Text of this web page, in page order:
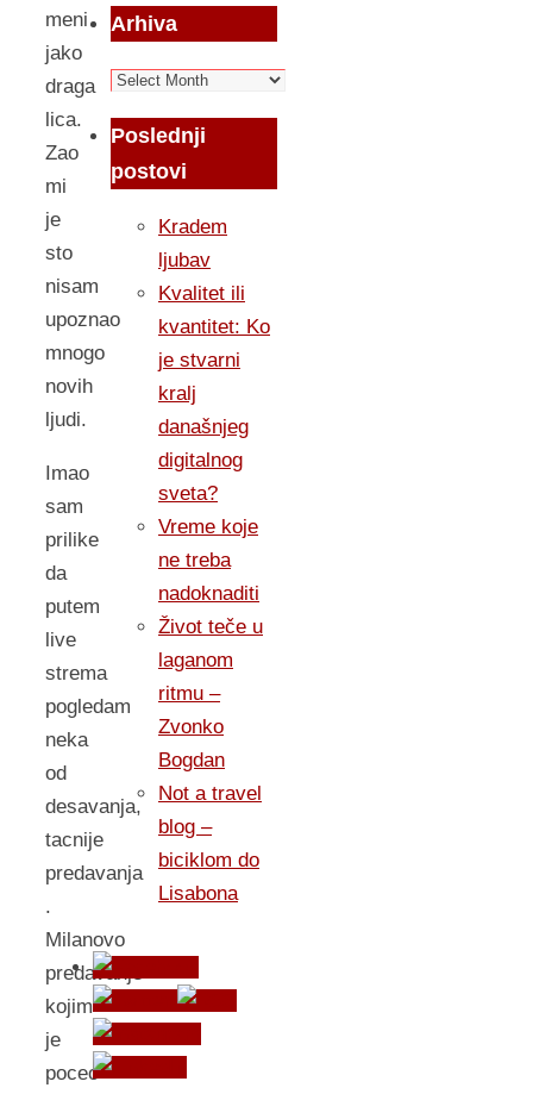
meni
jako
draga
lica.
Zao
mi
je
sto
nisam
upoznao
mnogo
novih
ljudi.
Imao
sam
prilike
da
putem
live
strema
pogledam
neka
od
desavanja,
tacnije
predavanja
.
Milanovo
predavanje
kojim
je
poceo
Arhiva
Arhiva
Poslednji
postovi
Kradem
ljubav
Kvalitet ili
kvantitet: Ko
je stvarni
kralj
današnjeg
digitalnog
sveta?
Vreme koje
ne treba
nadoknaditi
Život teče u
laganom
ritmu –
Zvonko
Bogdan
Not a travel
blog –
biciklom do
Lisabona